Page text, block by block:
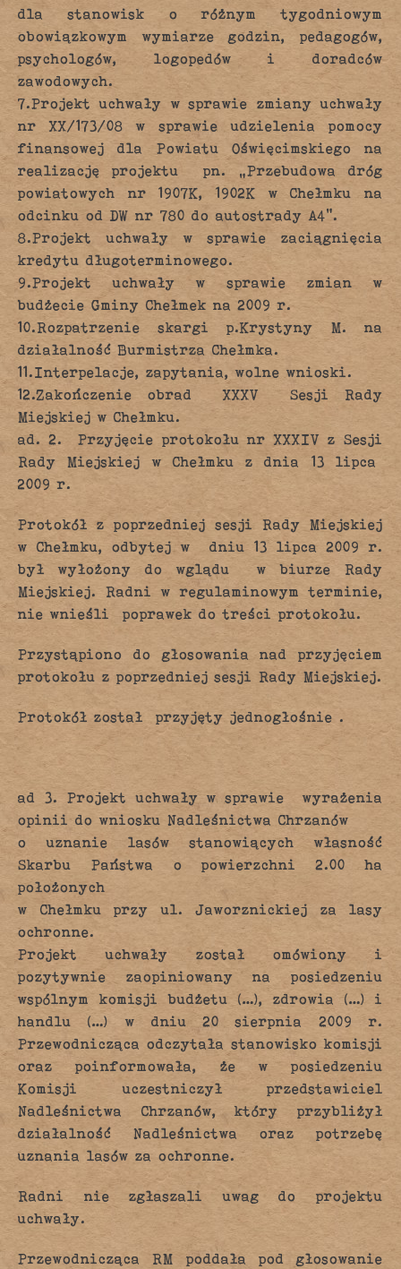
dla stanowisk o różnym tygodniowym
obowiązkowym wymiarze godzin, pedagogów,
psychologów, logopedów i doradców
zawodowych.
7.Projekt uchwały w sprawie zmiany uchwały
nr XX/173/08 w sprawie udzielenia pomocy
finansowej dla Powiatu Oświęcimskiego na
realizację projektu pn. „Przebudowa dróg
powiatowych nr 1907K, 1902K w Chełmku na
odcinku od DW nr 780 do autostrady A4”.
8.Projekt uchwały w sprawie zaciągnięcia
kredytu długoterminowego.
9.Projekt uchwały w sprawie zmian w
budżecie Gminy Chełmek na 2009 r.
10.Rozpatrzenie skargi p.Krystyny M. na
działalność Burmistrza Chełmka.
11.Interpelacje, zapytania, wolne wnioski.
12.Zakończenie obrad XXXV Sesji Rady
Miejskiej w Chełmku.
ad. 2. Przyjęcie protokołu nr XXXIV z Sesji
Rady Miejskiej w Chełmku z dnia 13 lipca
2009 r.
Protokół z poprzedniej sesji Rady Miejskiej
w Chełmku, odbytej w dniu 13 lipca 2009 r.
był wyłożony do wglądu w biurze Rady
Miejskiej. Radni w regulaminowym terminie,
nie wnieśli poprawek do treści protokołu.
Przystąpiono do głosowania nad przyjęciem
protokołu z poprzedniej sesji Rady Miejskiej.
Protokół został przyjęty jednogłośnie .
ad 3. Projekt uchwały w sprawie wyrażenia
opinii do wniosku Nadleśnictwa Chrzanów
o uznanie lasów stanowiących własność
Skarbu Państwa o powierzchni 2.00 ha
położonych
w Chełmku przy ul. Jaworznickiej za lasy
ochronne.
Projekt uchwały został omówiony i
pozytywnie zaopiniowany na posiedzeniu
wspólnym komisji budżetu (…), zdrowia (…) i
handlu (…) w dniu 20 sierpnia 2009 r.
Przewodnicząca odczytała stanowisko komisji
oraz poinformowała, że w posiedzeniu
Komisji uczestniczył przedstawiciel
Nadleśnictwa Chrzanów, który przybliżył
działalność Nadleśnictwa oraz potrzebę
uznania lasów za ochronne.
Radni nie zgłaszali uwag do projektu
uchwały.
Przewodnicząca RM poddała pod głosowanie